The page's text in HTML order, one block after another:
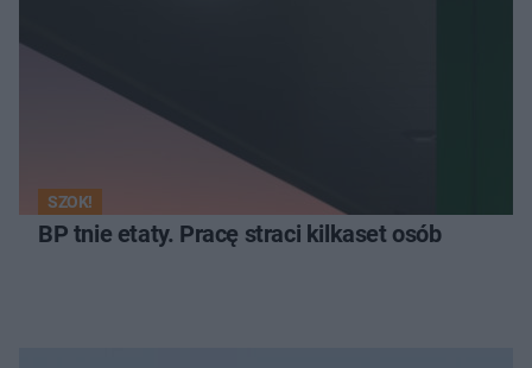
SZOK!
BP tnie etaty. Pracę straci kilkaset osób